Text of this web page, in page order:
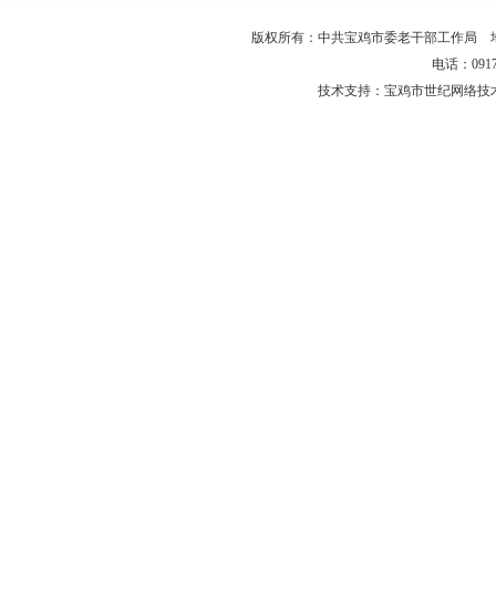
版权所有：中共宝鸡市委老干部工作
电话：
技术支持：宝鸡市世纪网络技术